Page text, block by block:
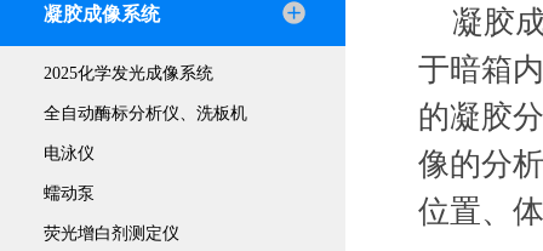
凝胶成像系统
2025化学发光成像系统
全自动酶标分析仪、洗板机
电泳仪
蠕动泵
荧光增白剂测定仪
凝胶
于暗箱
的凝胶
像的分
位置、